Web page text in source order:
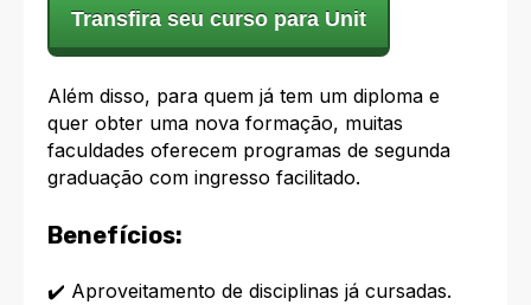
Transfira seu curso para Unit
Além disso, para quem já tem um diploma e
quer obter uma nova formação, muitas
faculdades oferecem programas de segunda
graduação com ingresso facilitado.
Benefícios:
✔️ Aproveitamento de disciplinas já cursadas.